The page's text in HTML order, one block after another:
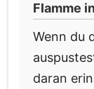
Flamme
Wenn du
daran